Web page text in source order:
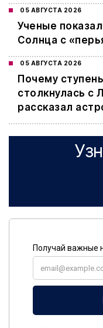
05 АВГУСТА 2026
Ученые
Солнца с
05 АВГУСТА 2026
Почему
столкнулась с
рассказал